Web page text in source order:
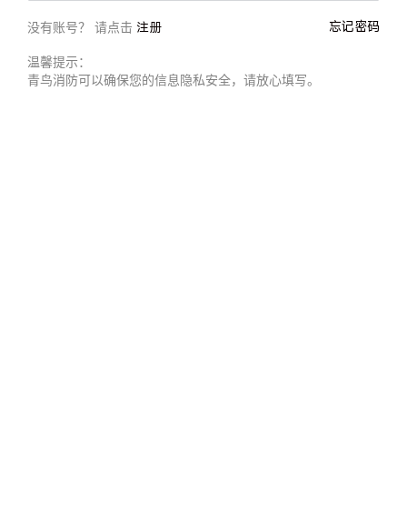
忘记密码
没有账号？ 请点击 注册
温馨提示：
青鸟消防可以确保您的信息隐私安全，请放心填写。